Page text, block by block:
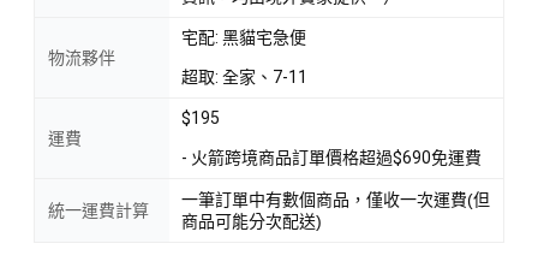
物流夥伴
宅配: 黑貓宅急便
超取: 全家、7-11
運費
$195
- 火箭跨境商品訂單價格超過$690免運費
統一運費計算
一筆訂單中有數個商品，僅收一次運費(但
商品可能分次配送)